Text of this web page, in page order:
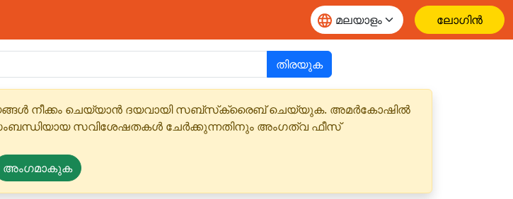
ലോഗിൻ
തിരയുക
നീക്കം ചെയ്യാൻ ദയവായി സബ്‌സ്‌ക്രൈബ് ചെയ്യുക. അമർകോഷിൽ
സംബന്ധിയായ സവിശേഷതകൾ ചേർക്കുന്നതിനും അംഗത്വ ഫീസ്
അംഗമാകുക